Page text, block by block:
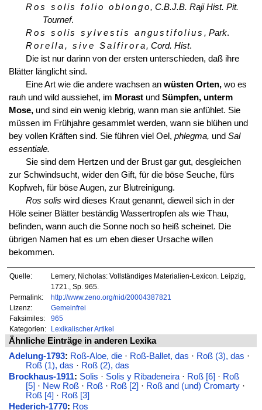
Ros solis folio oblongo, C.B.J.B. Raji Hist. Pit.
Tournef.
Ros solis sylvestis angustifolius , Park.
Rorella, sive Salfirora, Cord. Hist.
Die ist nur darinn von der ersten unterschieden, daß ihre
Blätter länglicht sind.
Eine Art wie die andere wachsen an wüsten Orten,wo es
rauh und wild aussiehet, im Morastund Sümpfen, unterm
Mose,und sind ein wenig klebrig, wann man sie anfühlet. Sie
müssen im Frühjahre gesammlet werden, wann sie blühen und
bey vollen Kräften sind. Sie führen viel Oel, phlegma, und Sal
essentiale.
Sie sind dem Hertzen und der Brust gar gut, desgleichen
zur Schwindsucht, wider den Gift, für die böse Seuche, fürs
Kopfweh, für böse Augen, zur Blutreinigung.
Ros solis wird dieses Kraut genannt, dieweil sich in der
Höle seiner Blätter beständig Wassertropfen als wie Thau,
befinden, wann auch die Sonne noch so heiß scheinet. Die
übrigen Namen hat es um eben dieser Ursache willen
bekommen.
Quelle:
Lemery, Nicholas: Vollständiges Materialien-Lexicon. Leipzig,
1721., Sp. 965.
Permalink:
http://www.zeno.org/nid/20004387821
Lizenz:
Gemeinfrei
Faksimiles:
965
Kategorien:
Lexikalischer Artikel
Ähnliche Einträge in anderen Lexika
Adelung-1793: Roß-Aloe, die· Roß-Ballet, das · Roß (3), das ·
Roß (1), das · Roß (2), das
Brockhaus-1911: Solis · Solis y Ribadeneira· Roß [6] · Roß
[5] · New Roß· Roß· Roß [2] · Roß and (und) Cromarty·
Roß [4] · Roß [3]
Hederich-1770: Ros